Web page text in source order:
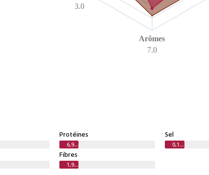
Arômes
7.0
3.0
Protéines
6,9 g
Fibres
1,9 g
Sel
0,17 g